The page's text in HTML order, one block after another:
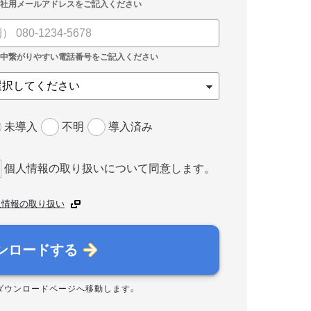
未導入 不明 導入済み
個人情報の取り扱いについて同意します。
報の取り扱い
ロードする
ウンロードページへ移動します。